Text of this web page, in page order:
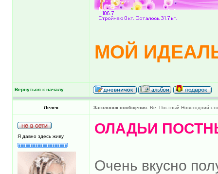
МОЙ
Вернуться к началу
Лелёк Заголовок сообщения: Re: Постный Новогодний
Я давно здесь живу ОЛАДЬИ
Очень вкусно